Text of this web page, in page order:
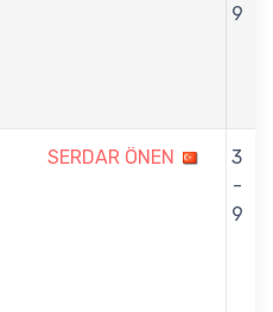
9
SERDAR ÖNEN
3
-
9